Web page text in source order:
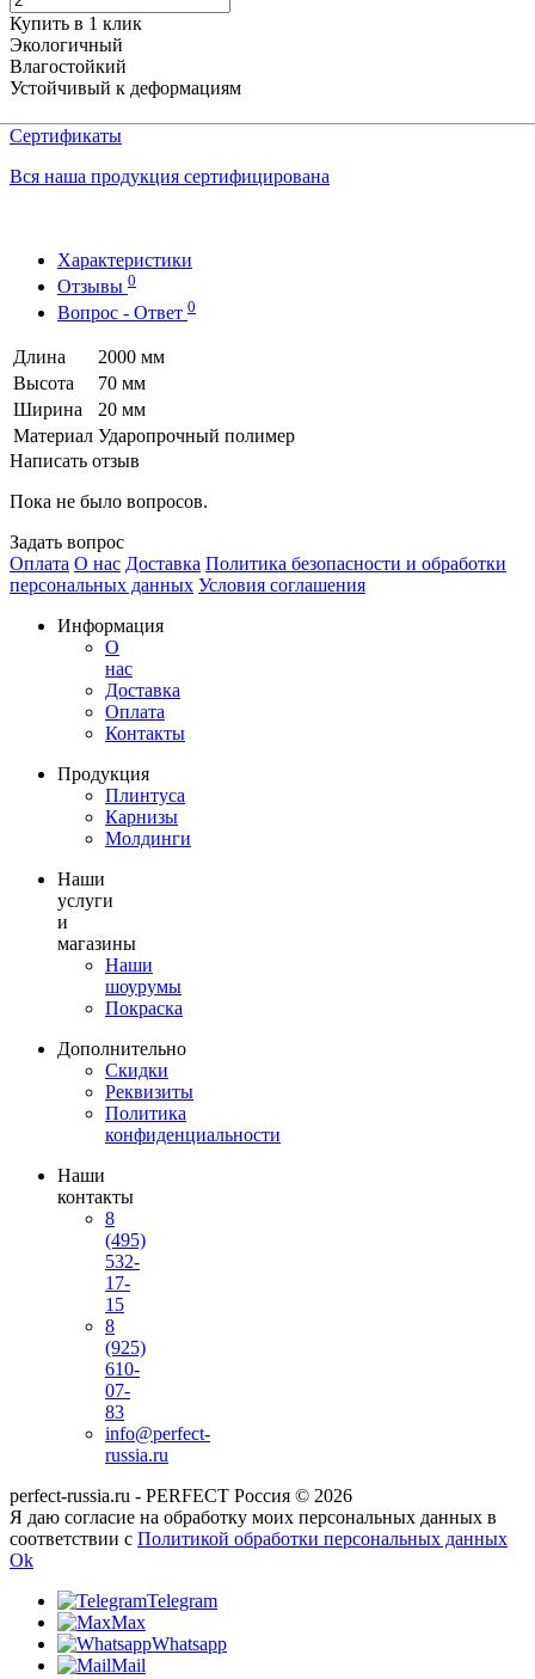
Купить в 1 клик
Экологичный
Влагостойкий
Устойчивый к деформациям
Сертификаты
Вся наша продукция сертифицирована
Характеристики
Отзывы 0
Вопрос - Ответ 0
Длина
2000 мм
Высота
70 мм
Ширина
20 мм
Материал Ударопрочный полимер
Написать отзыв
Пока не было вопросов.
Задать вопрос
Оплата О нас Доставка Политика безопасности и обработки
персональных данных Условия соглашения
Информация
О
нас
Доставка
Оплата
Контакты
Продукция
Плинтуса
Карнизы
Молдинги
Наши
услуги
и
магазины
Наши
шоурумы
Покраска
Дополнительно
Скидки
Реквизиты
Политика
конфиденциальности
Наши
контакты
8
(495)
532-
17-
15
8
(925)
610-
07-
83
info@perfect-
russia.ru
perfect-russia.ru - PERFECT Россия © 2026
Я даю согласие на обработку моих персональных данных в
соответствии с Политикой обработки персональных данных
Ok
Telegram
Max
Whatsapp
Mail